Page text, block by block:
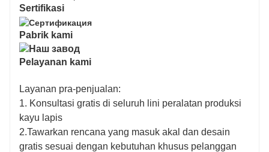
Sertifikasi
Pabrik kami
Pelayanan kami
Layanan pra-penjualan:
1. Konsultasi gratis di seluruh lini peralatan produksi
kayu lapis
2.Tawarkan rencana yang masuk akal dan desain
gratis sesuai dengan kebutuhan khusus pelanggan